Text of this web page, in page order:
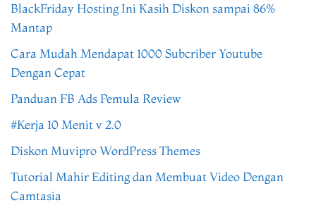
BlackFriday Hosting Ini Kasih Diskon sampai 86%
Mantap
Cara Mudah Mendapat 1000 Subcriber Youtube
Dengan Cepat
Panduan FB Ads Pemula Review
#Kerja 10 Menit v 2.0
Diskon Muvipro WordPress Themes
Tutorial Mahir Editing dan Membuat Video Dengan
Camtasia